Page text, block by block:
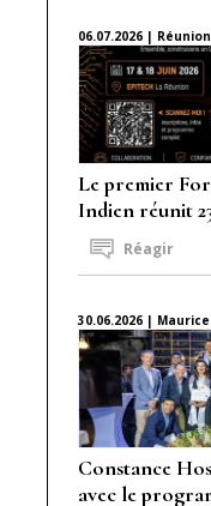
06.07.2026 | Réunion
Le premier
Indien réunit
Réagir
30.06.2026 | Maurice
Constance
avec le